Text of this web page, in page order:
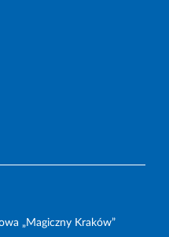
„Magiczny Kraków”